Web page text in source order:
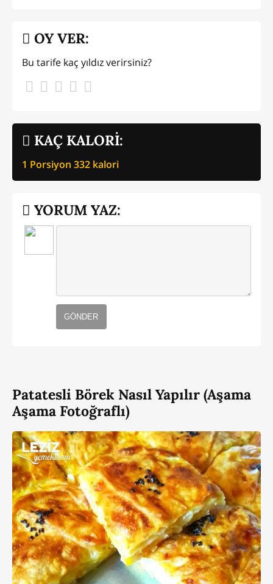
KAÇ KALORİ:
1 Porsiyon 332 kalori
OY VER:
Bu tarife kaç yıldız verirsiniz?
YORUM YAZ:
GÖNDER
Patatesli Börek Nasıl Yapılır (Aşama
Aşama Fotoğraflı)